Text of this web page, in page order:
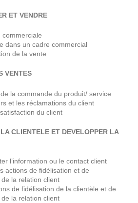
ET VENDRE
commerciale
dans un cadre commercial
de la vente
VENTES
la commande du produit/ service
et les réclamations du client
du client
CLIENTELE ET DEVELOPPER LA
l’information ou le contact client
actions de fidélisation et de
la relation client
de fidélisation de la clientèle et de
la relation client